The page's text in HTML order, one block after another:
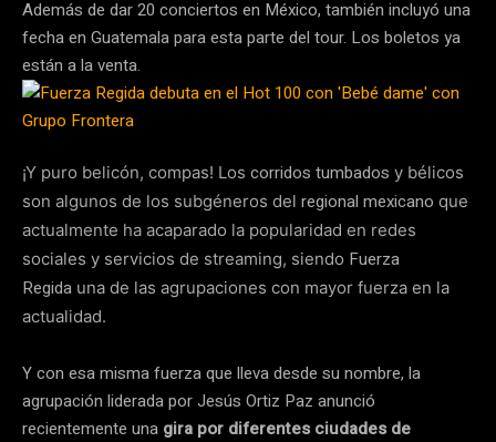
Además de dar 20 conciertos en México, también incluyó una
fecha en Guatemala para esta parte del tour. Los boletos ya
están a la venta.
¡Y puro belicón, compas! Los corridos tumbados y bélicos
son algunos de los subgéneros del regional mexicano que
actualmente ha acaparado la popularidad en redes
sociales y servicios de streaming, siendo Fuerza
Regida una de las agrupaciones con mayor fuerza en la
actualidad.
Y con esa misma fuerza que lleva desde su nombre, la
agrupación liderada por Jesús Ortiz Paz anunció
recientemente una gira por diferentes ciudades de